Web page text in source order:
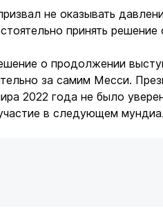
не оказывать
принять
о продолжении
за самим Месси.
2022 года не было
в следующем